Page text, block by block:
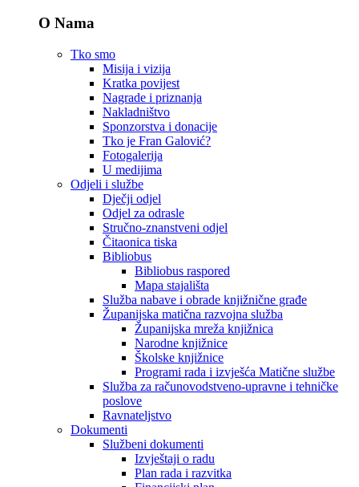
O Nama
Tko smo
Misija i vizija
Kratka povijest
Nagrade i priznanja
Nakladništvo
Sponzorstva i donacije
Tko je Fran Galović?
Fotogalerija
U medijima
Odjeli i službe
Dječji odjel
Odjel za odrasle
Stručno-znanstveni odjel
Čitaonica tiska
Bibliobus
Bibliobus raspored
Mapa stajališta
Služba nabave i obrade knjižnične građe
Županijska matična razvojna služba
Županijska mreža knjižnica
Narodne knjižnice
Školske knjižnice
Programi rada i izvješća Matične službe
Služba za računovodstveno-upravne i tehničke
poslove
Ravnateljstvo
Dokumenti
Službeni dokumenti
Izvještaji o radu
Plan rada i razvitka